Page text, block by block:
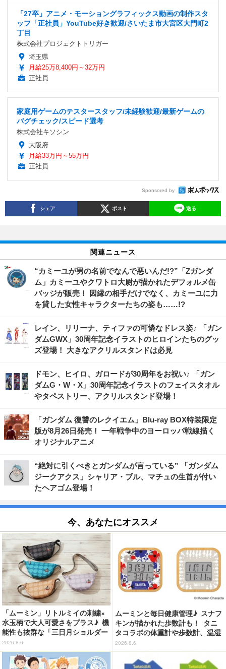
「27卒」アニメ・モーショングラフィックス動画の制作スタ
ッフ「正社員」YouTube好き歓迎/さいたま市大宮区大門町2
丁目
株式会社プロジェクトトリガー
埼玉県
月給25万8,400円～32万円
正社員
家庭用ゲームのテスタースタッフ/未経験歓迎/最新ゲームの
バグチェック/スピード選考
株式会社キソシン
大阪府
月給33万円～55万円
正社員
Sponsored by
シェア ポスト 送る
関連ニュース
“カミーユが男の名前でなんで悪いんだ!?”「Zガンダ
ム」カミーユやクワトロ大尉が描かれたデフォルメ缶
バッジが販売！ 因縁の相手だけでなく、カミーユに力
を貸した女性キャラクターたちの姿も……!?
レイン、リリーナ、ティファの可憐なドレス姿♪ 「ガン
ダムGWX」30周年記念イラストのヒロインたちのグッ
ズ登場！ 大きなアクリルスタンドは必見
ドモン、ヒイロ、ガロードが30周年をお祝い♪ 「ガン
ダムG・W・X」30周年記念イラストのフェイスタオル
やタペストリー、アクリルスタンド登場！
「ガンダム 復讐のレクイエム」Blu-ray BOX特装限定
版が8月26日発売！ 一年戦争中のヨーロッパ戦線描く
オリジナルアニメ
“絶対に引くべきとガンダムが言っている” 「ガンダム
ジークアクス」シャリア・ブル、マチュの生首が付い
たヘアゴム登場！
今、あなたにオススメ
「ムーミン」リトルミイの刺繍×
水玉柄で大人可愛さをプラス♪ 機
能性も抜群な「三日月ショルダー
バッグ」が新登場
2026.8.6
ムーミンと毎日健康管理♪ スナフ
キンが描かれた歩数計も！ タニ
タコラボの体重計や歩数計、温湿
度計など全4アイテム登場
2026.8.6